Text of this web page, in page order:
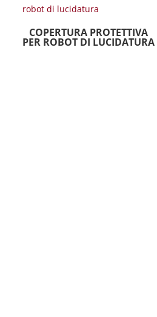
COPERTURA PROTETTIVA
PER ROBOT DI LUCIDATURA